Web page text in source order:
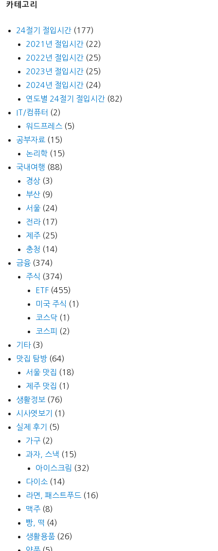
카테고리
24절기 절입시간 (177)
2021년 절입시간 (22)
2022년 절입시간 (25)
2023년 절입시간 (25)
2024년 절입시간 (24)
연도별 24절기 절입시간 (82)
IT/컴퓨터 (2)
워드프레스 (5)
공부자료 (15)
논리학 (15)
국내여행 (88)
경상 (3)
부산 (9)
서울 (24)
전라(17)
제주 (25)
충청 (14)
금융 (374)
주식 (374)
ETF (455)
미국 주식 (1)
코스닥 (1)
코스피 (2)
기타(3)
맛집 탐방 (64)
서울 맛집 (18)
제주 맛집 (1)
생활정보 (76)
시사엿보기
(1)
실제 후기
(5)
가구 (2)
과자, 스낵 (15)
아이스크림 (32)
다이소 (14)
라면, 패스트푸드 (16)
맥주 (8)
빵, 떡 (4)
생활용품 (26)